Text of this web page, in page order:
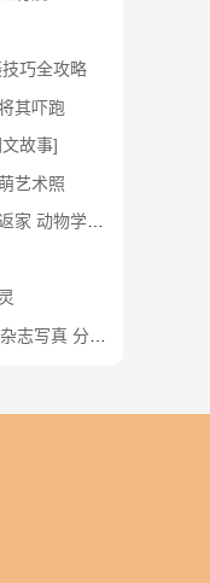
巧全攻略
其吓跑
故事]
艺术照
物学家困惑
分享爱宠故事